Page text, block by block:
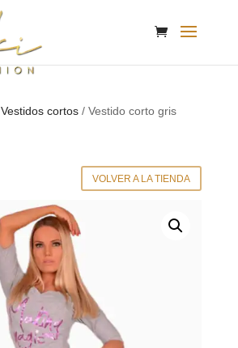
Vestidos cortos/ Vestido corto gris
VOLVER A LA TIENDA